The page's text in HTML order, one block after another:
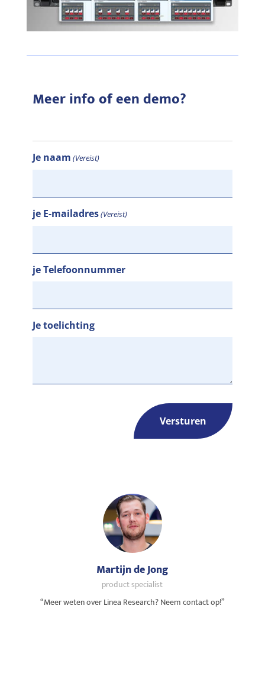
Meer info of een demo?
Je naam (Vereist)
je E-mailadres(Vereist)
je Telefoonnummer
Je toelichting
Martijn de Jong
product specialist
“Meer weten over Linea Research? Neem contact op!”